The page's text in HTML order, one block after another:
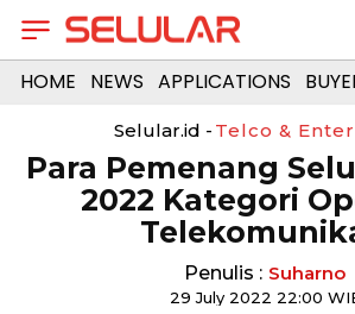
HOME NEWS APPLICATIONS
Selular.id - Telco &
Para Pemenang
2022 Kategori
Penulis : Suharno
29 July 2022 22:00